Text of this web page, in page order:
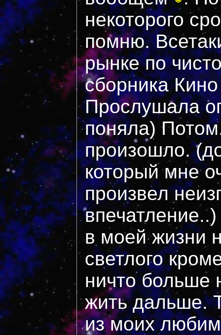
некоторого
помню.
рынке по
сборника
Прослушала
поняла)
произошло.
который мне
произвел
в моей жизни
светлого
ничто больше
жить дальше.
из моих